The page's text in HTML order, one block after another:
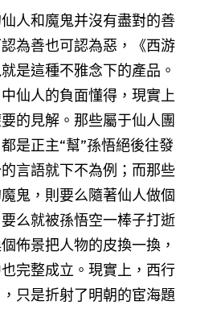
人和魔鬼并沒有盡對的善
為善也可認為惡，《西游
是這種不雅念下的產品。
仙人的負面懂得，現實上
的見解。那些屬于仙人團
是正主“幫”孫悟絕後往發
言語就下不為例；而那些
鬼，則要么隨著仙人做個
么就被孫悟空一棒子打逝
佈景把人物的皮換一換，
完整成立。現實上，西行
只是折射了明朝的宦海題